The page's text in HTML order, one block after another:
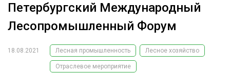
ЛЕСОЗАГОТОВКА
ЭКСПЕРТНОЕ МНЕНИЕ
Петербургский Международный
Лесопромышленный Форум
18.08.2021 Лесная промышленность Лесное хозяйство
Отраслевое мероприятие